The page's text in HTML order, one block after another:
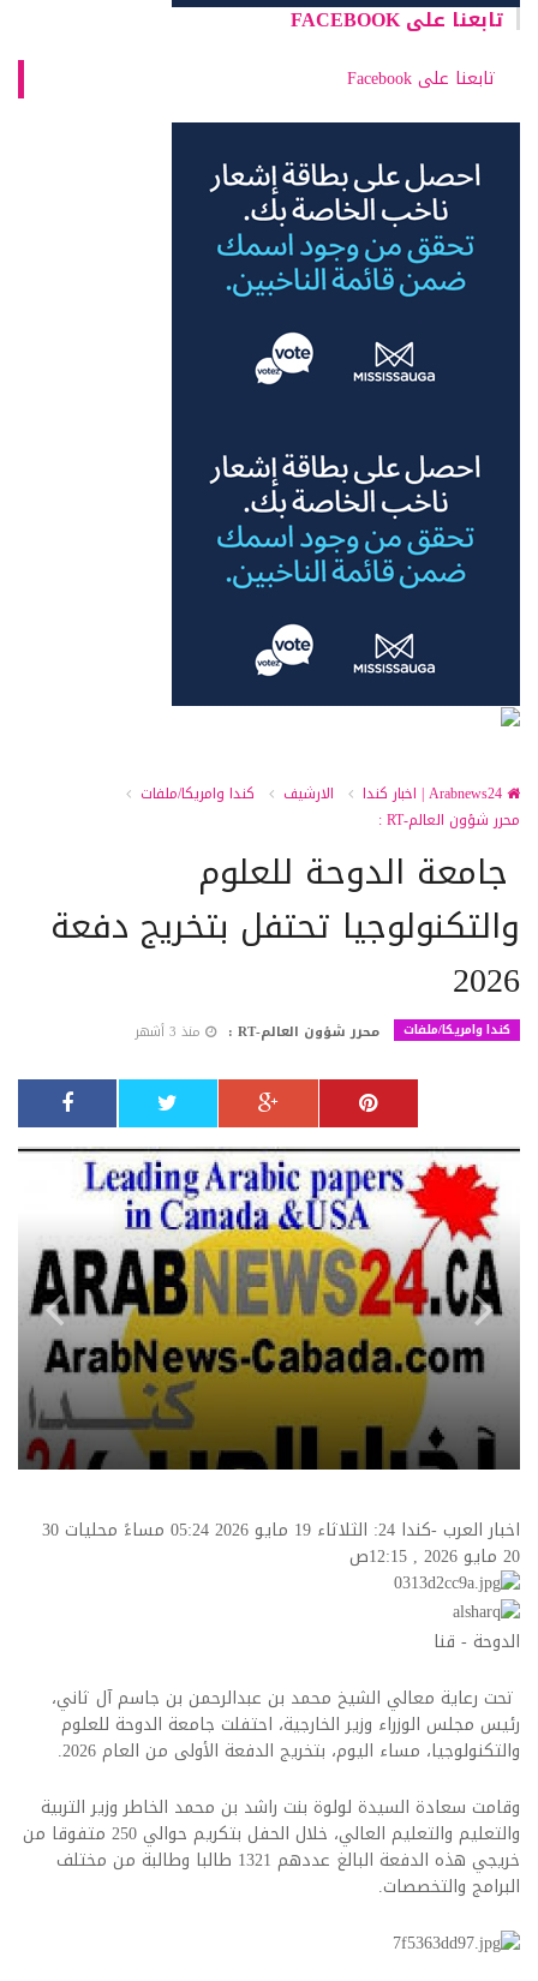
تابعنا على FACEBOOK
تابعنا على Facebook
الارشيف
كندا وامريكا/ملفات
محرر شؤون العالم-RT :
جامعة الدوحة للعلوم
والتكنولوجيا تحتفل بتخريج دفعة
2026
كندا وامريكا/ملفات محرر شؤون العالم-RT : منذ 3 أشهر
اخبار العرب -كندا 24: الثلاثاء 19 مايو 2026 05:24 مساءً محليات
30
20 مايو 2026 , 12:15ص
الدوحة - قنا
تحت رعاية معالي الشيخ محمد بن عبدالرحمن بن جاسم آل ثاني،
رئيس مجلس الوزراء وزير الخارجية، احتفلت جامعة الدوحة للعلوم
والتكنولوجيا، مساء اليوم، بتخريج الدفعة الأولى من العام 2026.
وقامت سعادة السيدة لولوة بنت راشد بن محمد الخاطر وزير التربية
والتعليم والتعليم العالي، خلال الحفل بتكريم حوالي 250 متفوقا من
خريجي هذه الدفعة البالغ عددهم 1321 طالبا وطالبة من مختلف
البرامج والتخصصات.